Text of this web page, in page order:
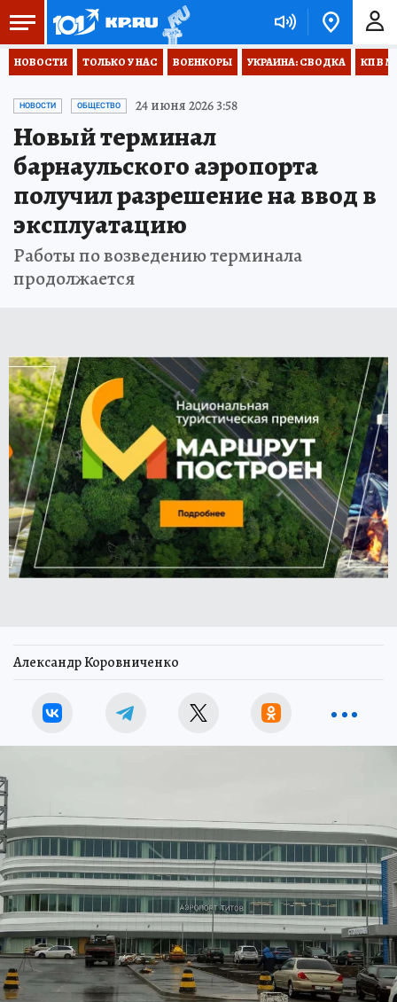
НОВОСТИ ТОЛЬКО У НАС ВОЕНКОРЫ УКРАИНА: СВОДКА КП В
НОВОСТИ ОБЩЕСТВО 24 июня 2026 3:58
Новый терминал
барнаульского аэропорта
получил разрешение на ввод в
эксплуатацию
Работы по возведению терминала
продолжается
Александр Коровниченко